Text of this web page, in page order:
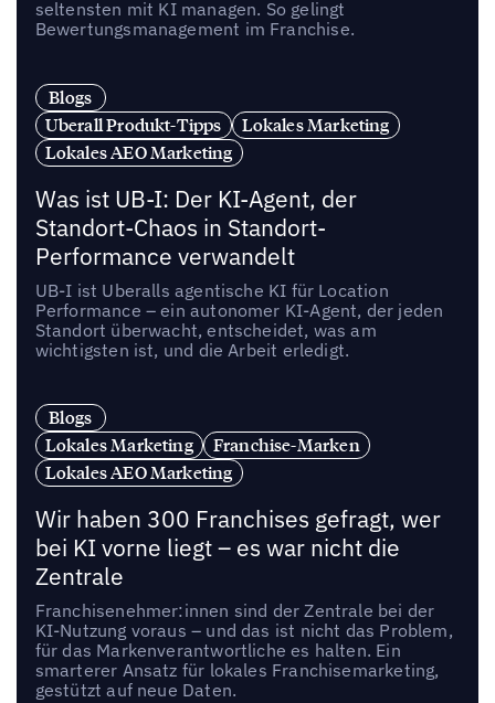
seltensten mit KI managen. So gelingt
Bewertungsmanagement im Franchise.
Blogs
Uberall Produkt-Tipps
Lokales Marketing
Lokales AEO Marketing
Was ist UB-I: Der KI-Agent, der
Standort-Chaos in Standort-
Performance verwandelt
UB-I ist Uberalls agentische KI für Location
Performance – ein autonomer KI-Agent, der jeden
Standort überwacht, entscheidet, was am
wichtigsten ist, und die Arbeit erledigt.
Blogs
Lokales Marketing
Franchise-Marken
Lokales AEO Marketing
Wir haben 300 Franchises gefragt, wer
bei KI vorne liegt – es war nicht die
Zentrale
Franchisenehmer:innen sind der Zentrale bei der
KI-Nutzung voraus – und das ist nicht das Problem,
für das Markenverantwortliche es halten. Ein
smarterer Ansatz für lokales Franchisemarketing,
gestützt auf neue Daten.